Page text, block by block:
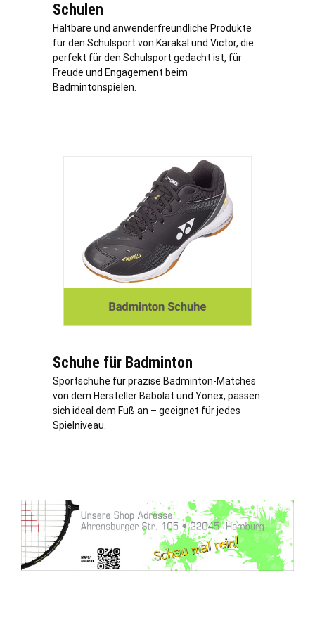
Schulen
Haltbare und anwenderfreundliche Produkte
für den Schulsport von Karakal und Victor, die
perfekt für den Schulsport gedacht ist, für
Freude und Engagement beim
Badmintonspielen.
Schuhe für Badminton
Sportschuhe für präzise Badminton-Matches
von dem Hersteller Babolat und Yonex, passen
sich ideal dem Fuß an – geeignet für jedes
Spielniveau.